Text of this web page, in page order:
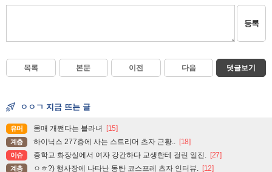
등록
목록 본문 이전 다음 댓글보기
ㅇㅇㄱ 지금 뜨는 글
유머 몸매 개쩐다는 블라녀 [15]
계층 하이닉스 277층에 사는 스트리머 츠자 근황.. [18]
이슈 중학교 화장실에서 여자 강간하다 교생한테 걸린 일진. [27]
계층 ㅇㅎ?) 행사장에 나타난 동탄 코스프레 츠자 인터뷰. [12]